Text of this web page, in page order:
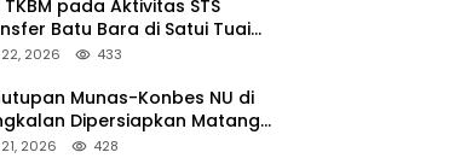
TKBM pada Aktivitas STS
Batu Bara di Satui Tuai
2026 433
Munas-Konbes NU di
Dipersiapkan Matang,
Ipul Turun Tangan
2026 428